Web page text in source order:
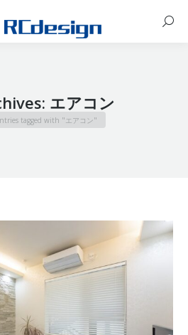
エアコン
tagged with "エアコン"